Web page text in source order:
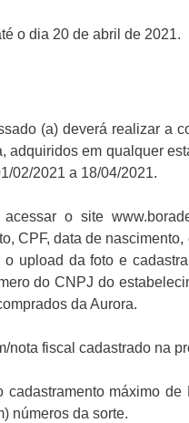
o dia 20 de abril de 2021.
(a) deverá realizar a
adquiridos em qualquer
02/2021 a 18/04/2021.
o site
CPF, data de
upload da foto e
do CNPJ do
da Aurora.
nota fiscal cadastrado na
máximo
números da sorte.